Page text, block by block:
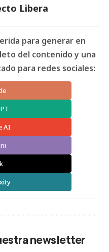
Libera
para generar en
del contenido y una
para redes sociales:
AI
newsletter